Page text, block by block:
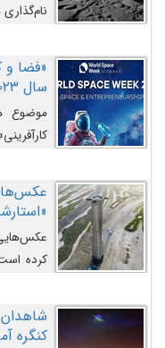
«فضا و
سال ۲۰۲۳
کرده
شاهدان
کنگره